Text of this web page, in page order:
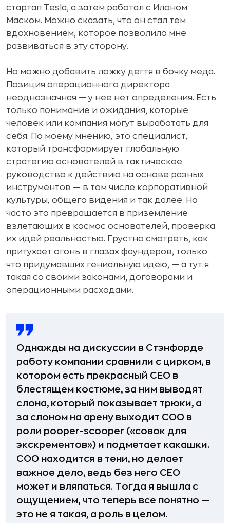
стартап Tesla, а затем работал с Илоном
Маском. Можно сказать, что он стал тем
вдохновением, которое позволило мне
развиваться в эту сторону.
Но можно добавить ложку дегтя в бочку меда.
Позиция операционного директора
неоднозначная — у нее нет определения. Есть
только понимание и ожидания, которые
человек или компания могут выработать для
себя. По моему мнению, это специалист,
который трансформирует глобальную
стратегию основателей в тактическое
руководство к действию на основе разных
инструментов — в том числе корпоративной
культуры, общего видения и так далее. Но
часто это превращается в приземление
взлетающих в космос основателей, проверка
их идей реальностью. Грустно смотреть, как
притухает огонь в глазах фаундеров, только
что придумавших гениальную идею, — а тут я
такая со своими законами, договорами и
операционными расходами.
Однажды на дискуссии в Стэнфорде
работу компании сравнили с цирком, в
котором есть прекрасный СЕО в
блестящем костюме, за ним выводят
слона, который показывает трюки, а
за слоном на арену выходит СОО в
роли pooper-scooper («совок для
экскрементов») и подметает какашки.
COO находится в тени, но делает
важное дело, ведь без него СЕО
может и вляпаться. Тогда я вышла с
ощущением, что теперь все понятно —
это не я такая, а роль в целом.